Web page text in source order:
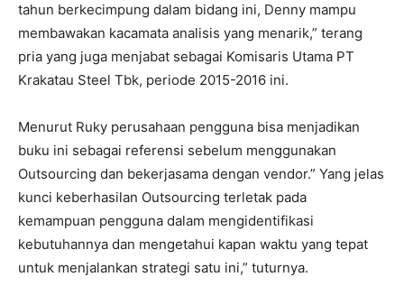
tahun berkecimpung dalam bidang ini, Denny mampu
membawakan kacamata analisis yang menarik,” terang
pria yang juga menjabat sebagai Komisaris Utama PT
Krakatau Steel Tbk, periode 2015-2016 ini.
Menurut Ruky perusahaan pengguna bisa menjadikan
buku ini sebagai referensi sebelum menggunakan
Outsourcing dan bekerjasama dengan vendor.” Yang jelas
kunci keberhasilan Outsourcing terletak pada
kemampuan pengguna dalam mengidentifikasi
kebutuhannya dan mengetahui kapan waktu yang tepat
untuk menjalankan strategi satu ini,” tuturnya.